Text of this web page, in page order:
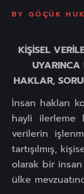
BY
GÖÇÜK
KİŞİSEL
UYARINCA
HAKLAR,
İnsan hakları
hayli ilerleme
verilerin
tartışılmış,
olarak bir
ülke